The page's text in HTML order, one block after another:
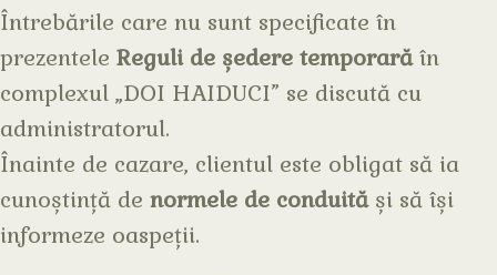
Întrebările care nu sunt specificate în
prezentele Reguli de ședere temporarăîn
complexul „DOI HAIDUCI” se discută cu
administratorul.
Înainte de cazare, clientul este obligat să ia
cunoștință de normele de conduităși să își
informeze oaspeții.